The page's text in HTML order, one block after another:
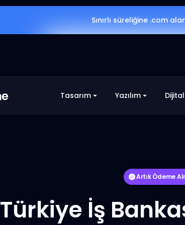
Sınırlı süreliğine .com
Tasarım Yazılım
Artık Ödeme
Türkiye İş